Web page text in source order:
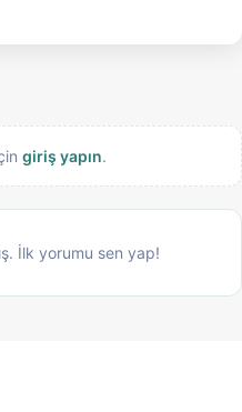
giriş yapın.
İlk yorumu sen yap!